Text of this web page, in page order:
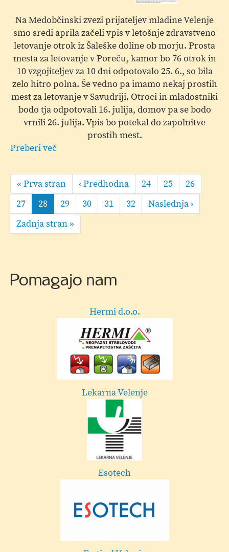
Na Medobčinski zvezi prijateljev mladine Velenje
smo sredi aprila začeli vpis v letošnje zdravstveno
letovanje otrok iz Šaleške doline ob morju. Prosta
mesta za letovanje v Poreču, kamor bo 76 otrok in
10 vzgojiteljev za 10 dni odpotovalo 25. 6., so bila
zelo hitro polna. Še vedno pa imamo nekaj prostih
mest za letovanje v Savudriji. Otroci in mladostniki
bodo tja odpotovali 16. julija, domov pa se bodo
vrnili 26. julija. Vpis bo potekal do zapolnitve
prostih mest.
Preberi več
letovanje
-
Savudrija
Pagination
First
page
« Prva stran
Predhodna
stran
‹ Predhodna Page
24 Page
25 Page
26
Page
27
Current
page
28 Page
29 Page
30 Page
31 Page
32
Naslednja
stran
Naslednja ›
Last
page
Zadnja stran »
Pomagajo nam
GA+ kuhinje
Dekorativa Cehner - Velenje
Mestna občina Velenje
Frizerski studio in brivnica Marko